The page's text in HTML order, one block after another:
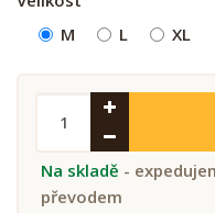
M
L XL
Na skladě -
převodem